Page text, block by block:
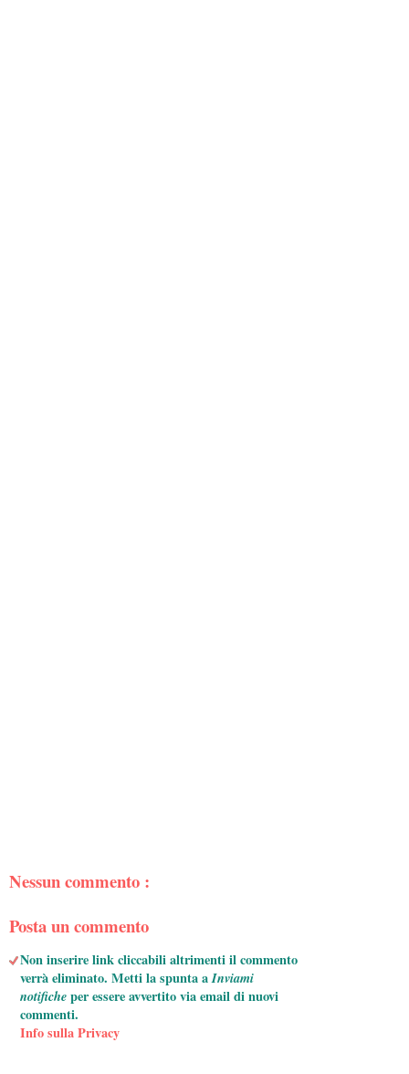
Nessun commento :
Posta un commento
Non inserire link cliccabili altrimenti il commento
verrà eliminato. Metti la spunta aInviami
notificheper essere avvertito via email di nuovi
commenti.
Info sulla Privacy